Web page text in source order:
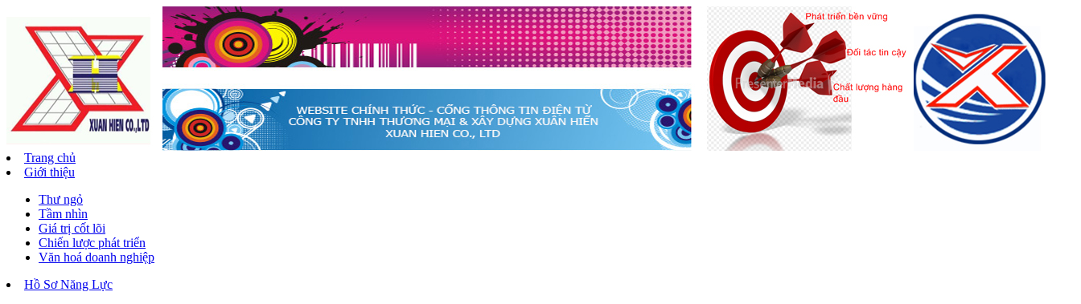
Trang chủ
Giới thiệu
Thư ngỏ
Tầm nhìn
Giá trị cốt lõi
Chiến lược phát triển
Văn hoá doanh nghiệp
Hồ Sơ Năng Lực